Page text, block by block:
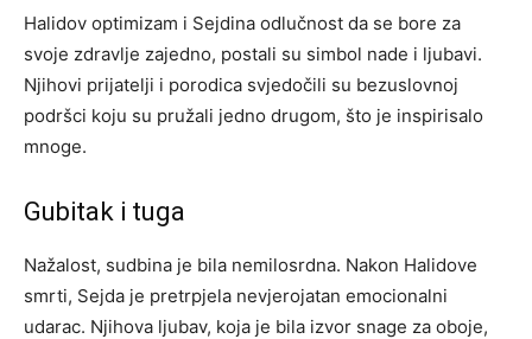
Halidov optimizam i Sejdina odlučnost da se bore za
svoje zdravlje zajedno, postali su simbol nade i ljubavi.
Njihovi prijatelji i porodica svjedočili su bezuslovnoj
podršci koju su pružali jedno drugom, što je inspirisalo
mnoge.
Gubitak i tuga
Nažalost, sudbina je bila nemilosrdna. Nakon Halidove
smrti, Sejda je pretrpjela nevjerojatan emocionalni
udarac. Njihova ljubav, koja je bila izvor snage za oboje,